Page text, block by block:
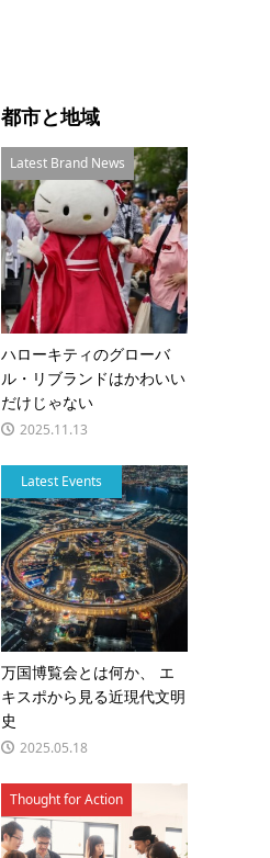
都市と地域
Latest Brand News
ハローキティのグローバ
ル・リブランドはかわいい
だけじゃない
2025.11.13
Latest Events
万国博覧会とは何か、 エ
キスポから見る近現代文明
史
2025.05.18
Thought for Action